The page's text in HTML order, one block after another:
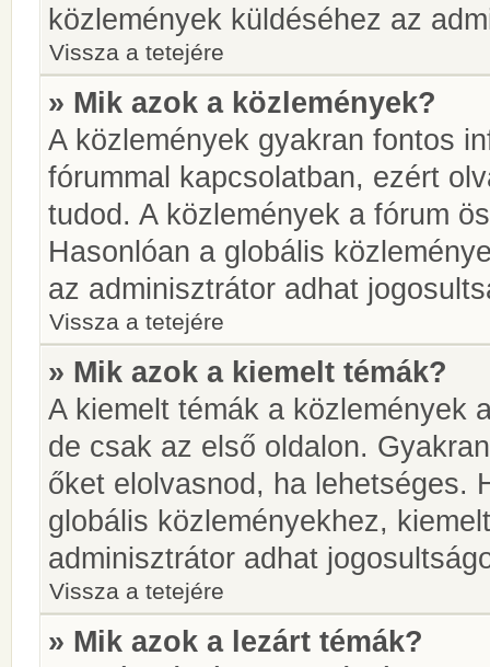
közlemények küldéséhez az
Vissza a tetejére
» Mik azok a közlemények?
A közlemények gyakran fontos
fórummal kapcsolatban, ezért
tudod. A közlemények a fórum
Hasonlóan a globális
az adminisztrátor adhat
Vissza a tetejére
» Mik azok a kiemelt témák?
A kiemelt témák a közlemények
de csak az első oldalon.
őket elolvasnod, ha lehetséges.
globális közleményekhez,
adminisztrátor adhat
Vissza a tetejére
» Mik azok a lezárt témák?